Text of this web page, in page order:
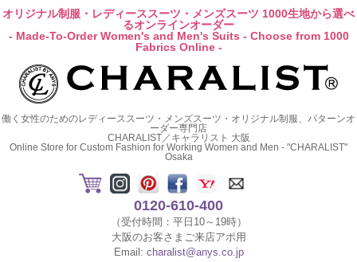
オリジナル制服・レディーススーツ・メンズスーツ 1000生地から選べ
るオンラインオーダー
- Made-To-Order Women's and Men's Suits - Choose from 1000
Fabrics Online -
働く女性のためのレディーススーツ・メンズスーツ・オリジナル制服、パターンオ
ーダー専門店
CHARALIST／キャラリスト 大阪
Online Store for Custom Fashion for Working Women and Men - "CHARALIST"
Osaka
0120-610-400
（受付時間：平日10～19時）
大阪のお客さまご来店アポ用
Email: charalist@anys.co.jp